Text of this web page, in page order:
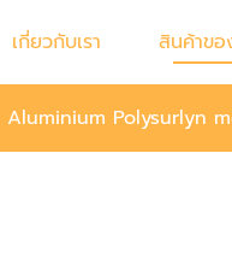
เกี่ยวกับเรา สินค้าขอ
Aluminium Polysurlyn